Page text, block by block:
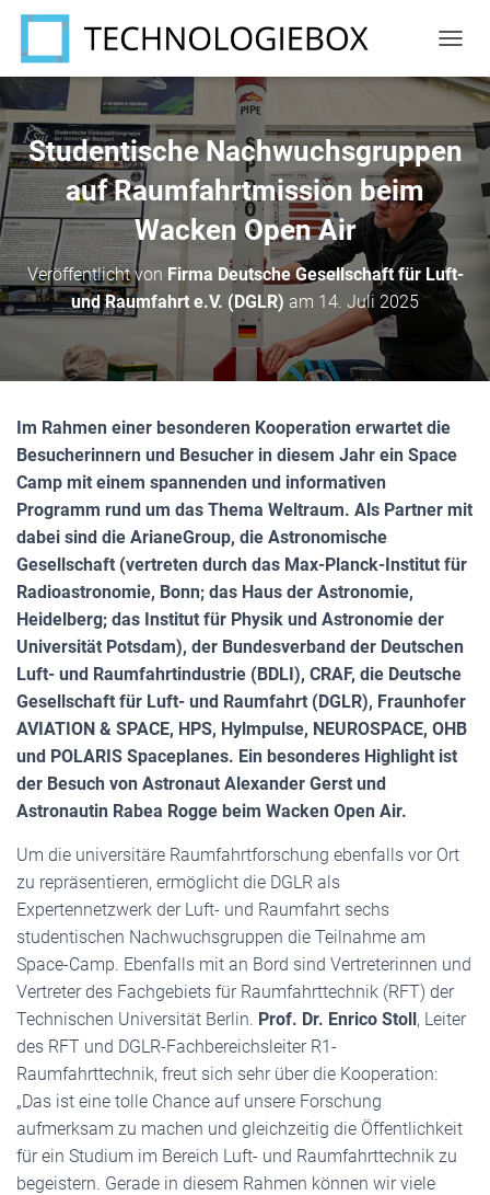
A
V
G
A
M
S
E
N
Studentische Nachwuchsgruppen
auf Raumfahrtmission beim
Wacken Open Air
Veröffentlicht von Firma Deutsche Gesellschaft für Luft-
und Raumfahrt e.V. (DGLR) am 14. Juli 2025
Im Rahmen einer besonderen Kooperation erwartet die
Besucherinnern und Besucher in diesem Jahr ein Space
Camp mit einem spannenden und informativen
Programm rund um das Thema Weltraum. Als Partner mit
dabei sind die ArianeGroup, die Astronomische
Gesellschaft (vertreten durch das Max-Planck-Institut für
Radioastronomie, Bonn; das Haus der Astronomie,
Heidelberg; das Institut für Physik und Astronomie der
Universität Potsdam), der Bundesverband der Deutschen
Luft- und Raumfahrtindustrie (BDLI), CRAF, die Deutsche
Gesellschaft für Luft- und Raumfahrt (DGLR), Fraunhofer
AVIATION & SPACE, HPS, Hylmpulse, NEUROSPACE, OHB
und POLARIS Spaceplanes. Ein besonderes Highlight ist
der Besuch von Astronaut Alexander Gerst und
Astronautin Rabea Rogge beim Wacken Open Air.
Um die universitäre Raumfahrtforschung ebenfalls vor Ort
zu repräsentieren, ermöglicht die DGLR als
Expertennetzwerk der Luft- und Raumfahrt sechs
studentischen Nachwuchsgruppen die Teilnahme am
Space-Camp. Ebenfalls mit an Bord sind Vertreterinnen und
Vertreter des Fachgebiets für Raumfahrttechnik (RFT) der
Technischen Universität Berlin. Prof. Dr. Enrico Stoll, Leiter
des RFT und DGLR-Fachbereichsleiter R1-
Raumfahrttechnik, freut sich sehr über die Kooperation:
„Das ist eine tolle Chance auf unsere Forschung
aufmerksam zu machen und gleichzeitig die Öffentlichkeit
für ein Studium im Bereich Luft- und Raumfahrttechnik zu
begeistern. Gerade in diesem Rahmen können wir viele